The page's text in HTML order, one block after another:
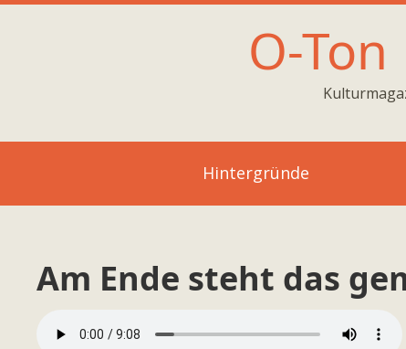
O-Ton
Hintergründe
Am Ende steht das